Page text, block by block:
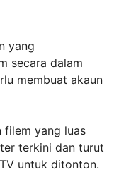
yang
secara dalam
membuat akaun
filem yang luas
terkini dan turut
untuk ditonton.